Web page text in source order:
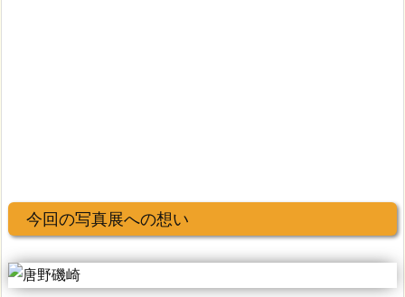
今回の写真展への想い